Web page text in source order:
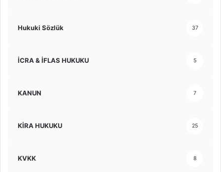
Hukuki Sözlük 37
İCRA & İFLAS HUKUKU 5
KANUN 7
KİRA HUKUKU 25
KVKK 8